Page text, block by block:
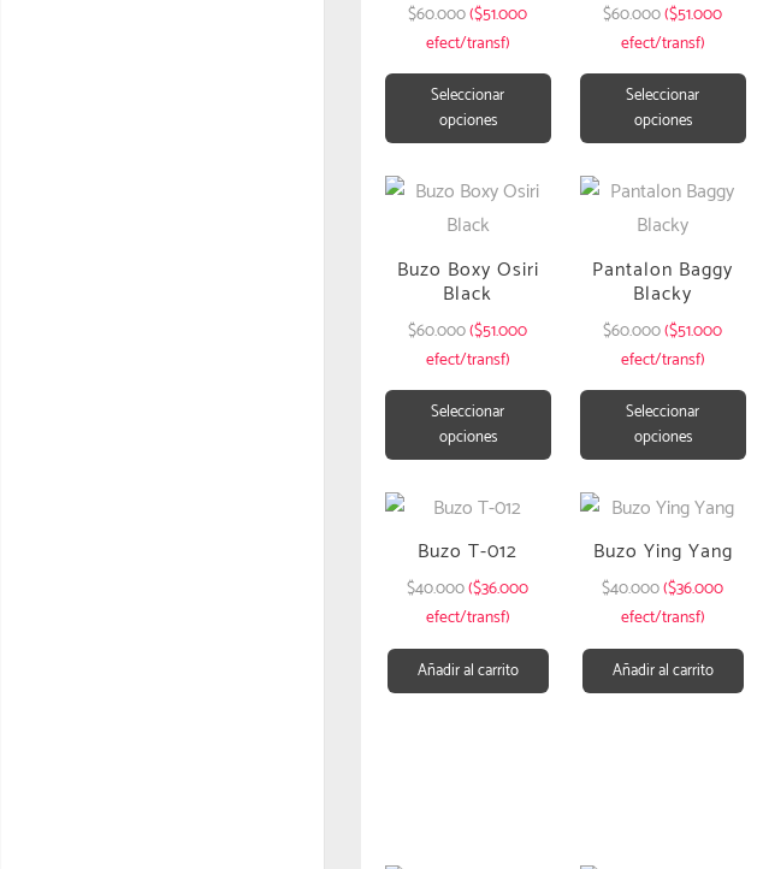
$60.000($51.000
efect/transf)
Seleccionar
opciones
$60.000($51.000
efect/transf)
Seleccionar
opciones
Buzo Boxy Osiri
Black
$60.000($51.000
efect/transf)
Seleccionar
opciones
Pantalon Baggy
Blacky
$60.000($51.000
efect/transf)
Seleccionar
opciones
Buzo T-012
$40.000($36.000
efect/transf)
Añadir al carrito
Buzo Ying Yang
$40.000($36.000
efect/transf)
Añadir al carrito